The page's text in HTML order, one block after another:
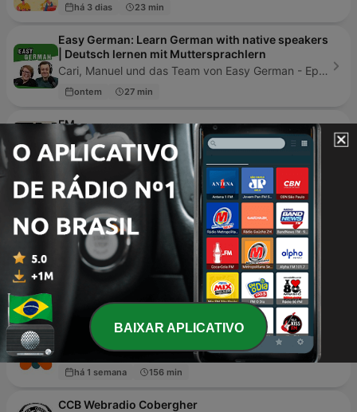
há 3 dias 23 min
Easy German: Learn German with native speakers
| Deutsch lernen mit Muttersprachlern
Cari, Manuel und das Team von Easy German - Episódio 711
ontem 27 min
FM
Waleed Minhas - Episódio 2
06 out. 2019 9 min
Learning English Conversations
BBC Radio - Episódio 819
ontem 3 min
商周Bar
商業周刊 - Episódio 842
há 6 dias 33 min
Aprender de Grandes
Aprender de Grandes - Episódio 377
há 1 semana 156 min
CCB Webradio Cobergher
BAIXAR APLICATIVO